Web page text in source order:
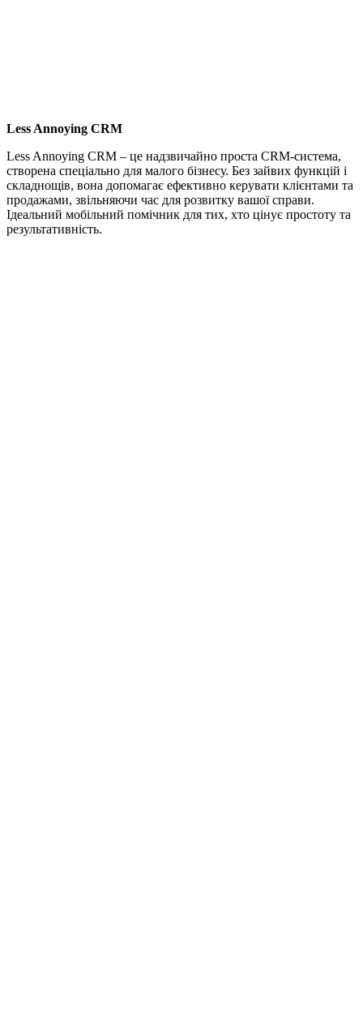
Less Annoying CRM
Less Annoying CRM – це надзвичайно проста CRM-система,
створена спеціально для малого бізнесу. Без зайвих функцій і
складнощів, вона допомагає ефективно керувати клієнтами та
продажами, звільняючи час для розвитку вашої справи.
Ідеальний мобільний помічник для тих, хто цінує простоту та
результативність.